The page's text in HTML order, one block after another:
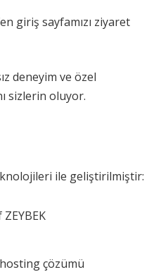
giriş sayfamızı ziyaret
deneyim ve özel
sizlerin oluyor.
ile geliştirilmiştir:
hosting çözümü